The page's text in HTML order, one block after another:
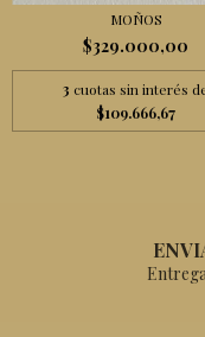
MOÑOS
$329.000,00
3 cuotas sin interés
$109.666,67